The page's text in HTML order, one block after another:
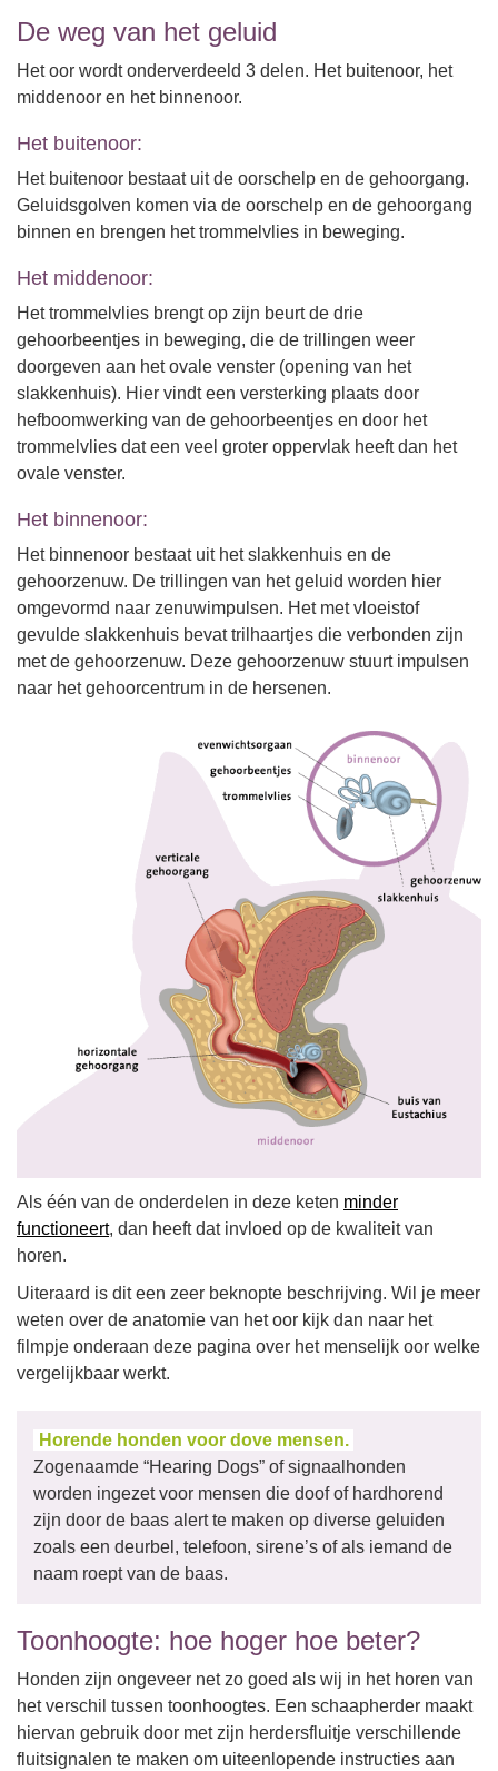
De weg van het geluid
Het oor wordt onderverdeeld 3 delen. Het buitenoor, het
middenoor en het binnenoor.
Het buitenoor:
Het buitenoor bestaat uit de oorschelp en de gehoorgang.
Geluidsgolven komen via de oorschelp en de gehoorgang
binnen en brengen het trommelvlies in beweging.
Het middenoor:
Het trommelvlies brengt op zijn beurt de drie
gehoorbeentjes in beweging, die de trillingen weer
doorgeven aan het ovale venster (opening van het
slakkenhuis). Hier vindt een versterking plaats door
hefboomwerking van de gehoorbeentjes en door het
trommelvlies dat een veel groter oppervlak heeft dan het
ovale venster.
Het binnenoor:
Het binnenoor bestaat uit het slakkenhuis en de
gehoorzenuw. De trillingen van het geluid worden hier
omgevormd naar zenuwimpulsen. Het met vloeistof
gevulde slakkenhuis bevat trilhaartjes die verbonden zijn
met de gehoorzenuw. Deze gehoorzenuw stuurt impulsen
naar het gehoorcentrum in de hersenen.
Als één van de onderdelen in deze keten minder
functioneert, dan heeft dat invloed op de kwaliteit van
horen.
Uiteraard is dit een zeer beknopte beschrijving. Wil je meer
weten over de anatomie van het oor kijk dan naar het
filmpje onderaan deze pagina over het menselijk oor welke
vergelijkbaar werkt.
Horende honden voor dove mensen.
Zogenaamde “Hearing Dogs” of signaalhonden
worden ingezet voor mensen die doof of hardhorend
zijn door de baas alert te maken op diverse geluiden
zoals een deurbel, telefoon, sirene’s of als iemand de
naam roept van de baas.
Toonhoogte: hoe hoger hoe beter?
Honden zijn ongeveer net zo goed als wij in het horen van
het verschil tussen toonhoogtes. Een schaapherder maakt
hiervan gebruik door met zijn herdersfluitje verschillende
fluitsignalen te maken om uiteenlopende instructies aan